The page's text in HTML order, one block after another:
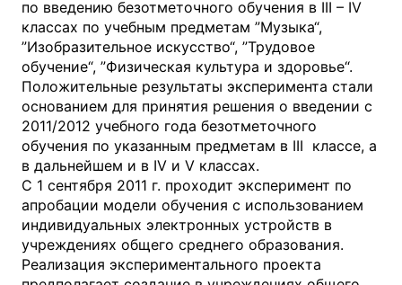
по введению безотметочного обучения в III – IV
классах по учебным предметам ”Музыка“,
”Изобразительное искусство“, ”Трудовое
обучение“, ”Физическая культура и здоровье“.
Положительные результаты эксперимента стали
основанием для принятия решения о введении с
2011/2012 учебного года безотметочного
обучения по указанным предметам в III классе, а
в дальнейшем и в IV и V классах.
С 1 сентября 2011 г. проходит эксперимент по
апробации модели обучения с использованием
индивидуальных электронных устройств в
учреждениях общего среднего образования.
Реализация экспериментального проекта